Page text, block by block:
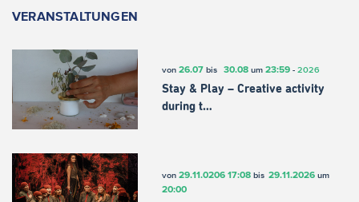
VERANSTALTUNGEN
von 26.07bis 30.08um 23:59- 2026
Stay & Play – Creative activity
during t…
von 29.11.0206 17:08bis 29.11.2026um
20:00